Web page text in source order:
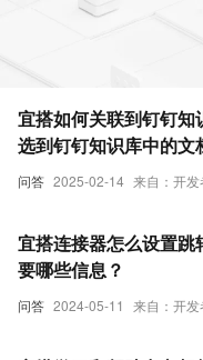
问答 2025-02-14 来自：开发
宜搭如何关联到钉钉
选到钉钉知识库中的文
问答 2024-05-11 来自：开发
宜搭连接器怎么设置
要哪些信息？